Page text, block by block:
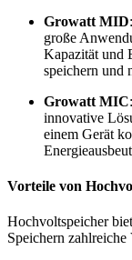
Growatt MID
große
Kapazität und
speichern und
Growatt MIC
innovative
einem Gerät
Vorteile von
Hochvoltspeicher
Speichern zahlreiche